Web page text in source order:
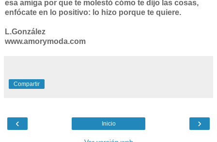
esa amiga por que te molestó cómo te dijo las cosas,
enfócate en lo positivo: lo hizo porque te quiere.
L.González
www.amorymoda.com
Compartir
‹ ›
Inicio